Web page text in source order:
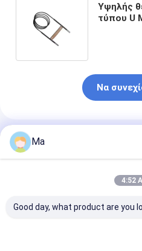
Υψηλής
τύπου U
Να
Συνιστώμενα Προϊόντα
Ma
4:52
Good day, what product are you